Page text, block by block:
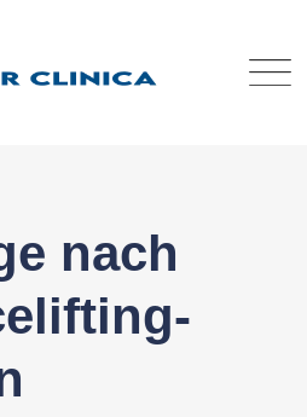
nach